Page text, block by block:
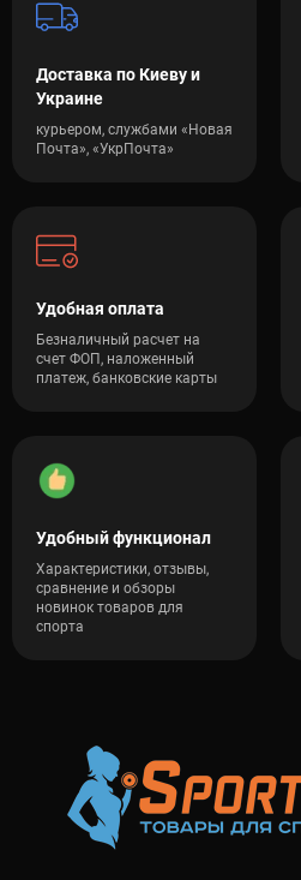
Доставка по Киеву и
Украине
курьером, службами «Новая
Почта», «УкрПочта»
Удобная оплата
Безналичный расчет на
счет ФОП, наложенный
платеж, банковские карты
Удобный функционал
Характеристики, отзывы,
сравнение и обзоры
новинок товаров для
спорта